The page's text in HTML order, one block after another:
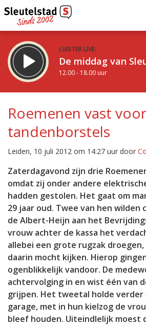
LUISTER LIVE:
De middag van
12.00 - 18.00 uur
De vrijdagavond met Keanu
18.00 - 19.00 uur
Vorig uur
uur 1 van 0
Inklappen
Roemenen vast
tandenborstels
Leiden, 10 juli 2012 om 14:27 uur door
Zaterdagavond zijn drie
omdat zij onder andere
hadden gestolen. Het gaat om
29 jaar oud. Twee van hen wilden
de Albert-Heijn aan het
vrouw achter de kassa het
allebei een grote rugzak
daarin mocht kijken. Hierop
ogenblikkelijk vandoor. De
achtervolging in en wist één van
grijpen. Het tweetal holde
garage, met in hun kielzog de
bleef houden. Uiteindlelijk moest